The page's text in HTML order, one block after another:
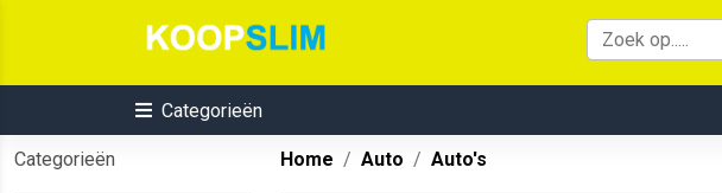
Categorieën
Categorieën Home Auto Auto's